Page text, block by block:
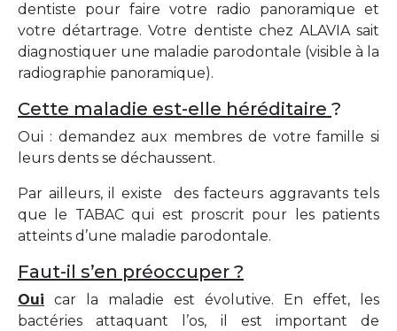
dentiste pour faire votre radio panoramique et
votre détartrage. Votre dentiste chez ALAVIA sait
diagnostiquer une maladie parodontale (visible à la
radiographie panoramique).
Cette maladie est-elle héréditaire ?
Oui : demandez aux membres de votre famille si
leurs dents se déchaussent.
Par ailleurs, il existe des facteurs aggravants tels
que le TABAC qui est proscrit pour les patients
atteints d’une maladie parodontale.
Faut-il s’en préoccuper ?
Oui car la maladie est évolutive. En effet, les
bactéries attaquant l’os, il est important de